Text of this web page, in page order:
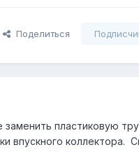
Поделиться
пластиковую
впускного коллектора.